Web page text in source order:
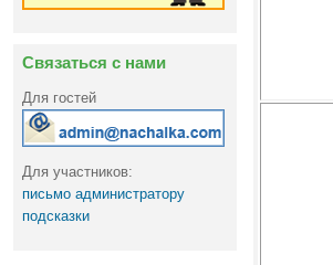
Связаться с нами
Для гостей
Для участников:
письмо администратору
подсказки